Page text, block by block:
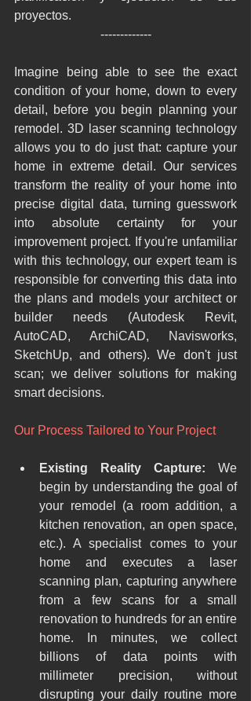
proyectos.
-------------
Imagine being able to see the exact
condition of your home, down to every
detail, before you begin planning your
remodel. 3D laser scanning technology
allows you to do just that: capture your
home in extreme detail. Our services
transform the reality of your home into
precise digital data, turning guesswork
into absolute certainty for your
improvement project. If you're unfamiliar
with this technology, our expert team is
responsible for converting this data into
the plans and models your architect or
builder needs (Autodesk Revit,
AutoCAD, ArchiCAD, Navisworks,
SketchUp, and others). We don't just
scan; we deliver solutions for making
smart decisions.
Our Process Tailored to Your Project
Existing Reality Capture: We
begin by understanding the goal of
your remodel (a room addition, a
kitchen renovation, an open space,
etc.). A specialist comes to your
home and executes a laser
scanning plan, capturing anywhere
from a few scans for a small
renovation to hundreds for an entire
home. In minutes, we collect
billions of data points with
millimeter precision, without
disrupting your daily routine more